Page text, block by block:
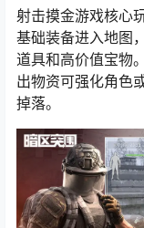
射击摸金游戏核心
基础装备进入地图
道具和高价值宝物
出物资可强化角色
掉落。